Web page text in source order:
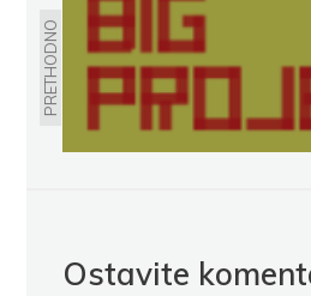
PRETHODNO
PRIČE O SILVIJI -
Ostavite